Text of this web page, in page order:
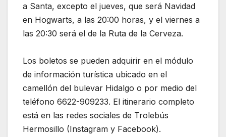
a Santa, excepto el jueves, que será Navidad
en Hogwarts, a las 20:00 horas, y el viernes a
las 20:30 será el de la Ruta de la Cerveza.
Los boletos se pueden adquirir en el módulo
de información turística ubicado en el
camellón del bulevar Hidalgo o por medio del
teléfono 6622-909233. El itinerario completo
está en las redes sociales de Trolebús
Hermosillo (Instagram y Facebook).